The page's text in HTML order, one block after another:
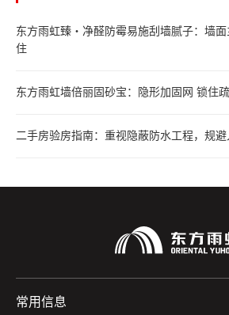
东方雨虹臻・净醛防霉易施刮墙腻子：墙
住
东方雨虹墙倍丽固砂宝：隐形加固网 锁住
二手房验房指南：重视隐蔽防水工程，规
常用信息